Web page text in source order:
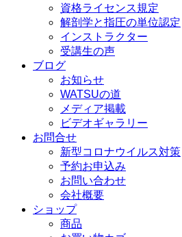
資格ライセンス規定
解剖学と指圧の単位認定
インストラクター
受講生の声
ブログ
お知らせ
WATSUの道
メディア掲載
ビデオギャラリー
お問合せ
新型コロナウイルス対策
予約お申込み
お問い合わせ
会社概要
ショップ
商品